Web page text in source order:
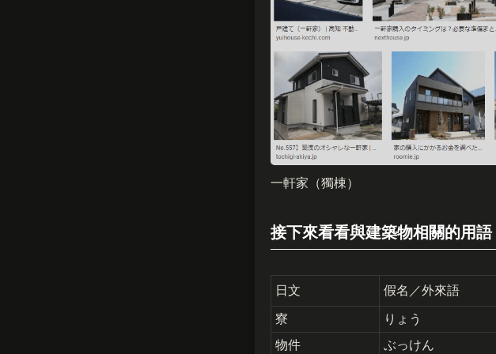
一軒家（獨棟）
接下來看看與建築物相關的用語
日文 假名／外來語
寮 りょう
物件
ぶっけん